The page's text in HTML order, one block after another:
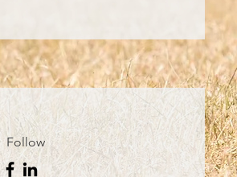
Follow